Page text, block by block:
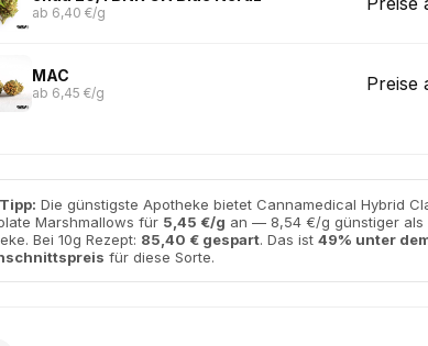
ab 6,40 €/g
MAC
ab 6,45 €/g Preise
Die günstigste Apotheke bietet Cannamedical Hybrid
Marshmallows für 5,45 €/g an — 8,54 €/g günstiger als
Bei 10g Rezept: 85,40 € gespart. Das ist 49% unter
für diese Sorte.